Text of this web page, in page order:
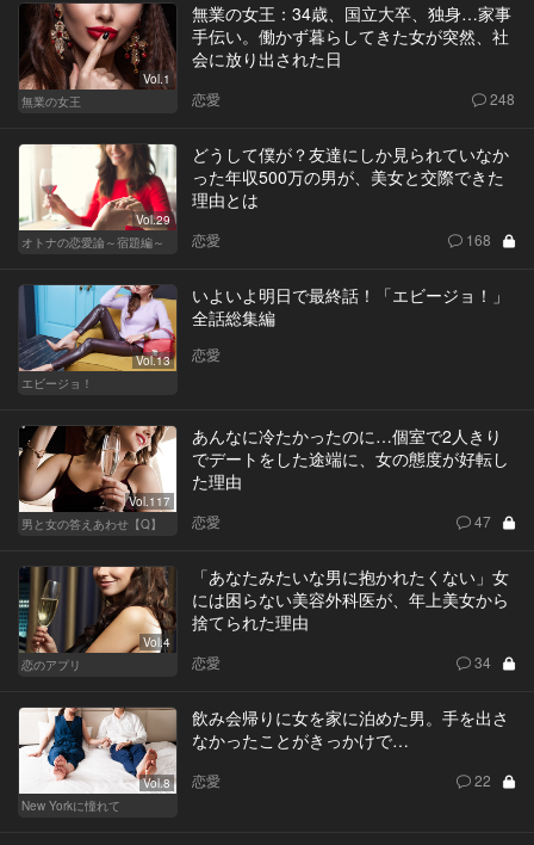
Vol.1
無業の女王
無業の女王：34歳、国立大卒、独身…家事
手伝い。働かず暮らしてきた女が突然、社
会に放り出された日
恋愛 248
Vol.29
オトナの恋愛論～宿題編～
どうして僕が？友達にしか見られていなか
った年収500万の男が、美女と交際できた
理由とは
恋愛 168
Vol.13
エビージョ！
いよいよ明日で最終話！「エビージョ！」
全話総集編
恋愛
Vol.117
男と女の答えあわせ【Q】
あんなに冷たかったのに…個室で2人きり
でデートをした途端に、女の態度が好転し
た理由
恋愛 47
Vol.4
恋のアプリ
「あなたみたいな男に抱かれたくない」女
には困らない美容外科医が、年上美女から
捨てられた理由
恋愛 34
Vol.8
New Yorkに憧れて
飲み会帰りに女を家に泊めた男。手を出さ
なかったことがきっかけで…
恋愛 22